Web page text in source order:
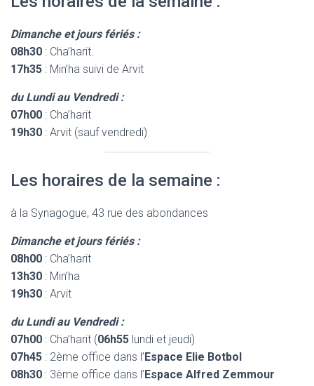
Dimanche et jours fériés :
08h30 : Cha’harit.
17h35 : Min’ha suivi de Arvit
du Lundi au Vendredi :
07h00 : Cha’harit
19h30 : Arvit (sauf vendredi)
Les horaires de la semaine :
à la Synagogue, 43 rue des abondances
Dimanche et jours fériés :
08h00 : Cha’harit
13h30 : Min’ha
19h30 : Arvit
du Lundi au Vendredi :
07h00 : Cha’harit (06h55 lundi et jeudi)
07h45 : 2ème office dans l’Espace Elie Botbol
08h30 : 3ème office dans l’Espace Alfred Zemmour